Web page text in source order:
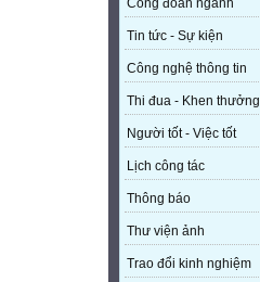
Công đoàn ngành
Tin tức - Sự kiện
Công nghệ thông tin
Thi đua - Khen thưởng
Người tốt - Việc tốt
Lịch công tác
Thông báo
Thư viện ảnh
Trao đổi kinh nghiệm